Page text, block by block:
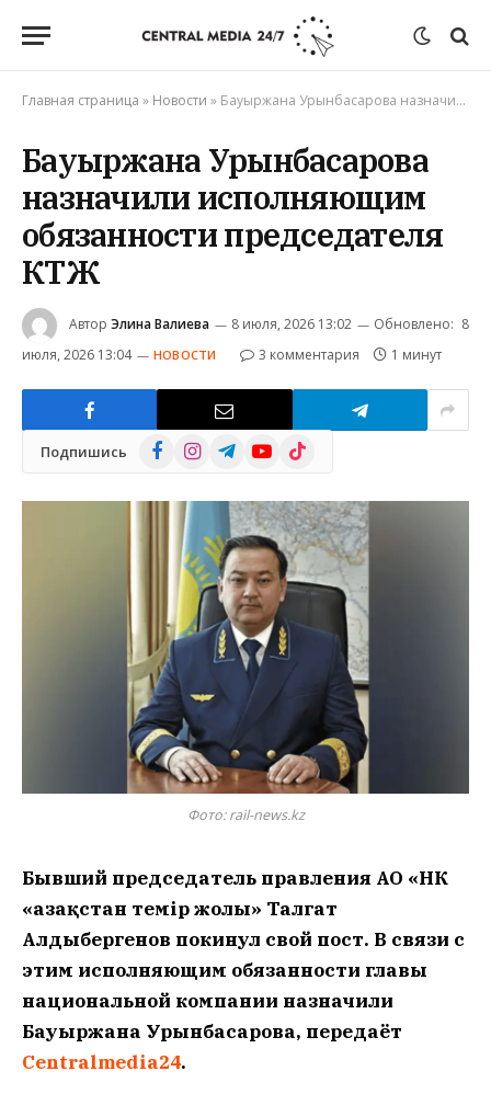
Главная страница » Новости » Бауыржана Урынбасарова назначили исполняющим обязанности председателя КТЖ
Бауыржана Урынбасарова
назначили исполняющим
обязанности председателя
КТЖ
Автор Элина Валиева 8 июля, 2026 13:02 Обновлено: 8
июля, 2026 13:04
НОВОСТИ 3 комментария 1 минут
Подпишись FacebookInstagramTelegramYouTube
TikTok
Фото: rail-news.kz
Бывший председатель правления АО «НК
«Қазақстан темір жолы» Талгат
Алдыбергенов покинул свой пост. В связи с
этим исполняющим обязанности главы
национальной компании назначили
Бауыржана Урынбасарова, передаёт
Centralmedia24.